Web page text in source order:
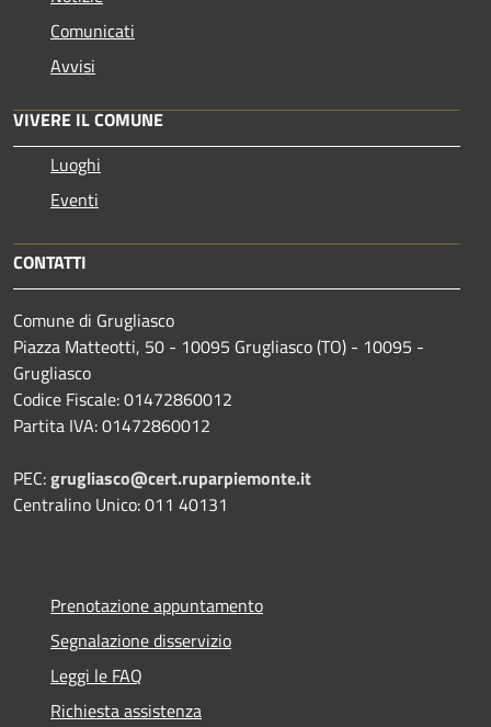
Comunicati
Avvisi
VIVERE IL COMUNE
Luoghi
Eventi
CONTATTI
Comune di Grugliasco
Piazza Matteotti, 50 - 10095 Grugliasco (TO) - 10095 -
Grugliasco
Codice Fiscale: 01472860012
Partita IVA: 01472860012
PEC:grugliasco@cert.ruparpiemonte.it
Centralino Unico: 011 40131
Prenotazione appuntamento
Segnalazione disservizio
Leggi le FAQ
Richiesta assistenza